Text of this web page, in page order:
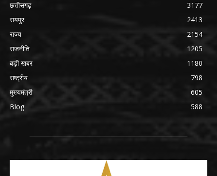
छत्तीसगढ़
3177
रायपुर
2413
राज्य
2154
राजनीति
1205
बड़ी खबर
1180
राष्ट्रीय
798
मुख्यमंत्री
605
Blog
588